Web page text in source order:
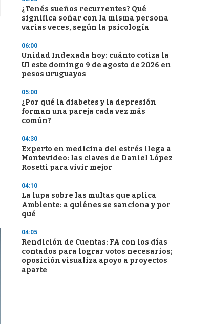
¿Tenés sueños recurrentes? Qué
significa soñar con la misma persona
varias veces, según la psicología
06:00
Unidad Indexada hoy: cuánto cotiza la
UI este domingo 9 de agosto de 2026 en
pesos uruguayos
05:00
¿Por qué la diabetes y la depresión
forman una pareja cada vez más
común?
04:30
Experto en medicina del estrés llega a
Montevideo: las claves de Daniel López
Rosetti para vivir mejor
04:10
La lupa sobre las multas que aplica
Ambiente: a quiénes se sanciona y por
qué
04:05
Rendición de Cuentas: FA con los días
contados para lograr votos necesarios;
oposición visualiza apoyo a proyectos
aparte